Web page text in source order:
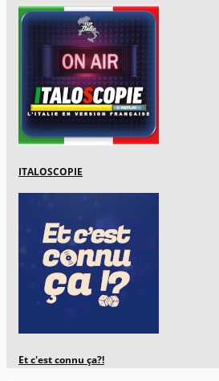
ITALOSCOPIE
Et c'est connu ça?!